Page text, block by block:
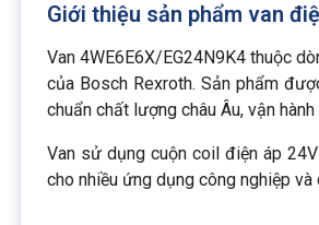
Giới thiệu sản phẩm van
Van 4WE6E6X/EG24N9K4 thuộc
của Bosch Rexroth. Sản phẩm
chuẩn chất lượng châu Âu, vận
Van sử dụng cuộn coil điện áp
cho nhiều ứng dụng công nghiệp và